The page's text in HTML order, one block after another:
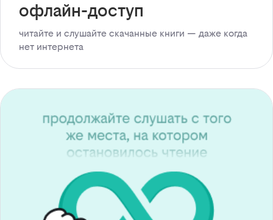
офлайн-доступ
читайте и слушайте скачанные книги — даже когда
нет интернета